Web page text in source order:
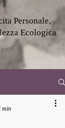
Personale,
Ecologica
min